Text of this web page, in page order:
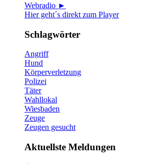
Webradio ►
Hier geht´s direkt zum Player
Schlagwörter
Angriff
Hund
Körperverletzung
Polizei
Täter
Wahllokal
Wiesbaden
Zeuge
Zeugen gesucht
Aktuellste Meldungen